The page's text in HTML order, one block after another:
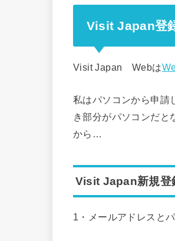
Visit Japan登
Visit Japan Webは
私はパソコンから申請
き部分がパソコンだと
から…
Visit Japan新規登
1・メールアドレスと